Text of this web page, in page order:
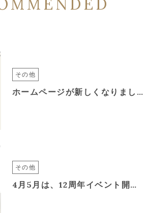
その他
ホームページが新しくなりました
その他
4月5月は、12周年イベント開催です